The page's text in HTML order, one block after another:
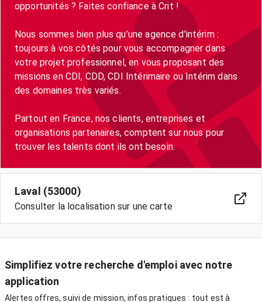
opportunités ? Faites confiance à Crit !
Nous sommes bien plus qu’une agence d’intérim :
toujours à vos côtés pour vous accompagner dans
votre projet professionnel, en vous proposant des
missions en CDI, CDD, CDI Intérimaire ou Intérim dans
des domaines très variés.
Partout en France, nos clients, entreprises et
organisations partenaires, comptent sur nous pour
trouver les talents dont ils ont besoin.
Laval (53000)
Consulter la localisation sur une carte
Simplifiez votre recherche d'emploi avec notre
application
Alertes offres, suivi de mission, infos pratiques : tout est à